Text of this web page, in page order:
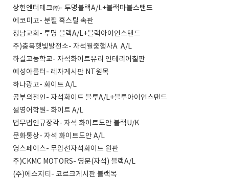
상헌엔터테크㈜- 투명블랙A/L+블랙마블스탠드
에코미고- 분필 흑스틸 속판
청남교회- 투명 블랙A/L+블랙아이언스탠드
주)충북햇빛발전소- 자석월중행사A A/L
하길고등학교- 자석화이트유리 인테리어칠판
예성아름터- 레자게시판 NT원목
하나광고- 화이트 A/L
공부의철인- 자석화이트 블루A/L+블루아이언스탠드
셀영어학원- 화이트 A/L
법무법인규장각- 자석 화이트도안 블랙U/K
문화통상- 자석 화이트도안 A/L
영스페이스- 무암선자석화이트 원판
주)CKMC MOTORS- 영문(자석) 블랙A/L
(주)에스지티- 코르크게시판 블랙목